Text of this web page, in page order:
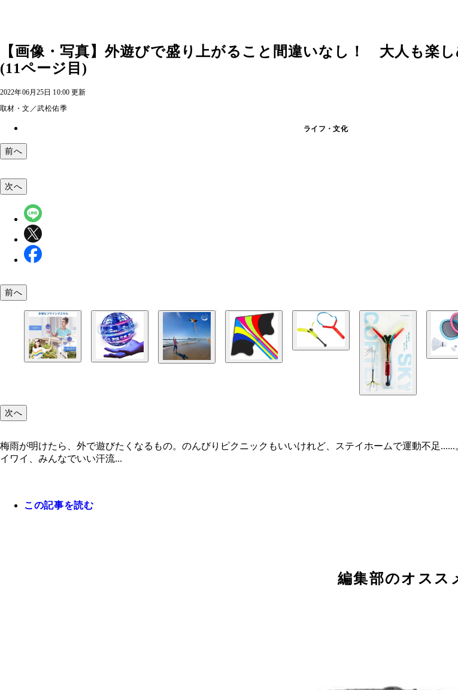
【画像・写真】外遊びで盛り上がること間違いなし！ 大人も楽
(11ページ目)
2022年06月25日 10:00 更新
取材・文／武松佑季
ライフ・文化
前へ
次へ
前へ
次へ
梅雨が明けたら、外で遊びたくなるもの。のんびりピクニックもいいけれど、ステイホームで運動不足
イワイ、みんなでいい汗流...
この記事を読む
編集部のオスス